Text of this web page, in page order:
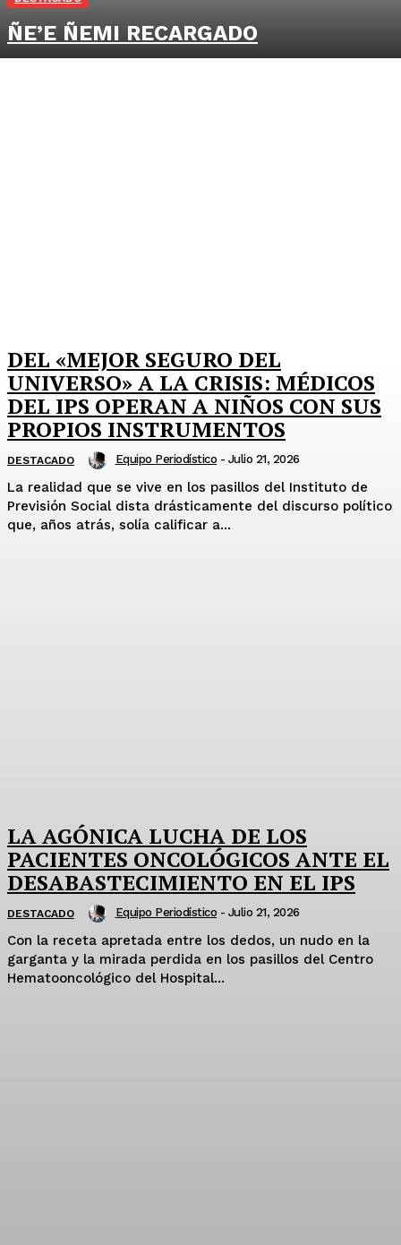
ÑE’E ÑEMI RECARGADO
DEL «MEJOR SEGURO DEL
UNIVERSO» A LA CRISIS: MÉDICOS
DEL IPS OPERAN A NIÑOS CON SUS
PROPIOS INSTRUMENTOS
DESTACADO Equipo Periodístico - Julio 21, 2026
La realidad que se vive en los pasillos del Instituto de
Previsión Social dista drásticamente del discurso político
que, años atrás, solía calificar a...
LA AGÓNICA LUCHA DE LOS
PACIENTES ONCOLÓGICOS ANTE EL
DESABASTECIMIENTO EN EL IPS
DESTACADO Equipo Periodístico - Julio 21, 2026
Con la receta apretada entre los dedos, un nudo en la
garganta y la mirada perdida en los pasillos del Centro
Hematooncológico del Hospital...